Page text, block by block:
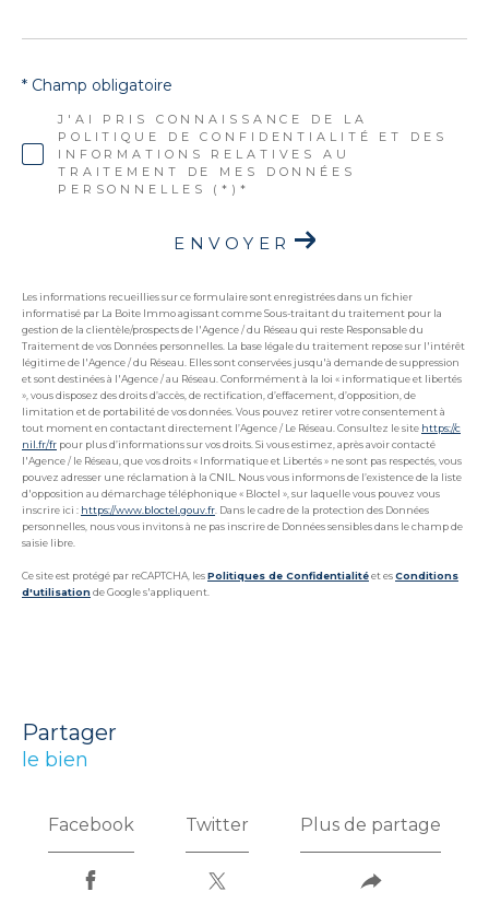
J'AI PRIS CONNAISSANCE DE LA
POLITIQUE DE CONFIDENTIALITÉ ET DES
INFORMATIONS RELATIVES AU
TRAITEMENT DE MES DONNÉES
PERSONNELLES (*)*
* Champ obligatoire
ENVOYER
Les informations recueillies sur ce formulaire sont enregistrées dans un fichier
informatisé par La Boite Immo agissant comme Sous-traitant du traitement pour la
gestion de la clientèle/prospects de l'Agence / du Réseau qui reste Responsable du
Traitement de vos Données personnelles. La base légale du traitement repose sur l'intérêt
légitime de l'Agence / du Réseau. Elles sont conservées jusqu'à demande de suppression
et sont destinées à l'Agence / au Réseau. Conformément à la loi « informatique et libertés
», vous disposez des droits d’accès, de rectification, d’effacement, d’opposition, de
limitation et de portabilité de vos données. Vous pouvez retirer votre consentement à
tout moment en contactant directement l’Agence / Le Réseau. Consultez le site https://c
nil.fr/fr pour plus d’informations sur vos droits. Si vous estimez, après avoir contacté
l'Agence / le Réseau, que vos droits « Informatique et Libertés » ne sont pas respectés, vous
pouvez adresser une réclamation à la CNIL. Nous vous informons de l’existence de la liste
d'opposition au démarchage téléphonique « Bloctel », sur laquelle vous pouvez vous
inscrire ici : https://www.bloctel.gouv.fr. Dans le cadre de la protection des Données
personnelles, nous vous invitons à ne pas inscrire de Données sensibles dans le champ de
saisie libre.
Ce site est protégé par reCAPTCHA, lesPolitiques de Confidentialitéet esConditions
d'utilisationde Google s'appliquent.
partager
le bien
Facebook Twitter Plus de partage